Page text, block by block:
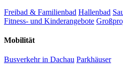
Freibad & Familienbad Hallenbad
Fitness- und Kinderangebote
Mobilität
Busverkehr in Dachau Parkhäuser